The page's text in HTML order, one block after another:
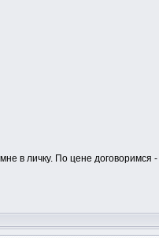
в личку. По цене договоримся